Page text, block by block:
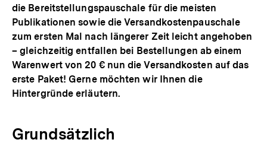
die Bereitstellungspauschale für die meisten
Publikationen sowie die Versandkostenpauschale
zum ersten Mal nach längerer Zeit leicht angehoben
– gleichzeitig entfallen bei Bestellungen ab einem
Warenwert von 20 € nun die Versandkosten auf das
erste Paket! Gerne möchten wir Ihnen die
Hintergründe erläutern.
Grundsätzlich